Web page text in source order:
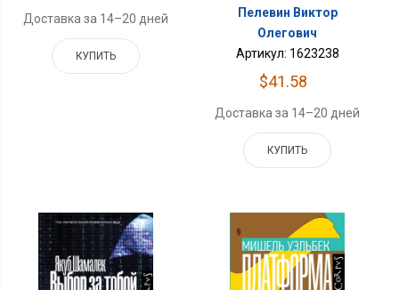
Доставка за 14–20 дней
КУПИТЬ
Пелевин Виктор
Олегович
Артикул: 1623238
$41.58
Доставка за 14–20 дней
КУПИТЬ